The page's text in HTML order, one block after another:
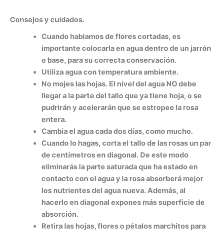
Consejos y cuidados.
Cuando hablamos de flores cortadas, es
importante colocarla en agua dentro de un jarrón
o base, para su correcta conservación.
Utiliza agua con temperatura ambiente.
No mojes las hojas. El nivel del agua NO debe
llegar a la parte del tallo que ya tiene hoja, o se
pudrirán y acelerarán que se estropee la rosa
entera.
Cambia el agua cada dos días, como mucho.
Cuando lo hagas, corta el tallo de las rosas un par
de centímetros en diagonal. De este modo
eliminarás la parte saturada que ha estado en
contacto con el agua y la rosa absorberá mejor
los nutrientes del agua nueva. Además, al
hacerlo en diagonal expones más superficie de
absorción.
Retira las hojas, flores o pétalos marchitos para